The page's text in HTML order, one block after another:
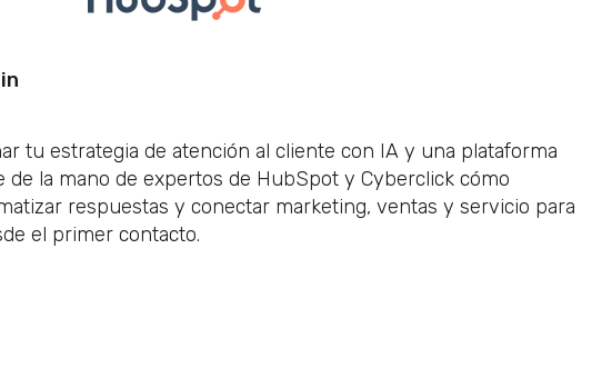
tu estrategia de atención al cliente con IA y una plataforma
de la mano de expertos de HubSpot y Cyberclick cómo
respuestas y conectar marketing, ventas y servicio para
el primer contacto.